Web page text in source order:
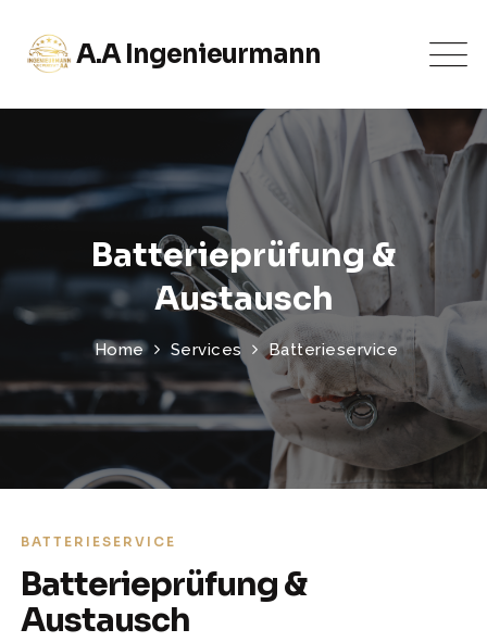
A.A Ingenieurmann
Batterieprüfung &
Austausch
Home Services Batterieservice
BATTERIESERVICE
Batterieprüfung &
Austausch